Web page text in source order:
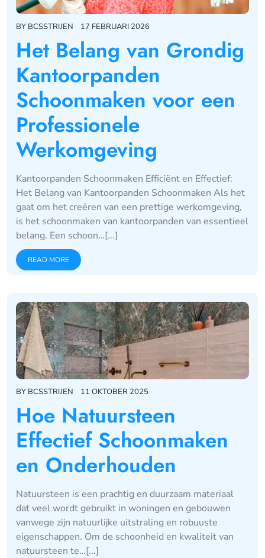
BY BCSSTRIJEN 17 FEBRUARI 2026
Het Belang van Grondig
Kantoorpanden
Schoonmaken voor een
Professionele
Werkomgeving
Kantoorpanden Schoonmaken Efficiënt en Effectief:
Het Belang van Kantoorpanden Schoonmaken Als het
gaat om het creëren van een prettige werkomgeving,
is het schoonmaken van kantoorpanden van essentieel
belang. Een schoon…[...]
READ MORE
BY BCSSTRIJEN 11 OKTOBER 2025
Hoe Natuursteen
Effectief Schoonmaken
en Onderhouden
Natuursteen is een prachtig en duurzaam materiaal
dat veel wordt gebruikt in woningen en gebouwen
vanwege zijn natuurlijke uitstraling en robuuste
eigenschappen. Om de schoonheid en kwaliteit van
natuursteen te…[...]